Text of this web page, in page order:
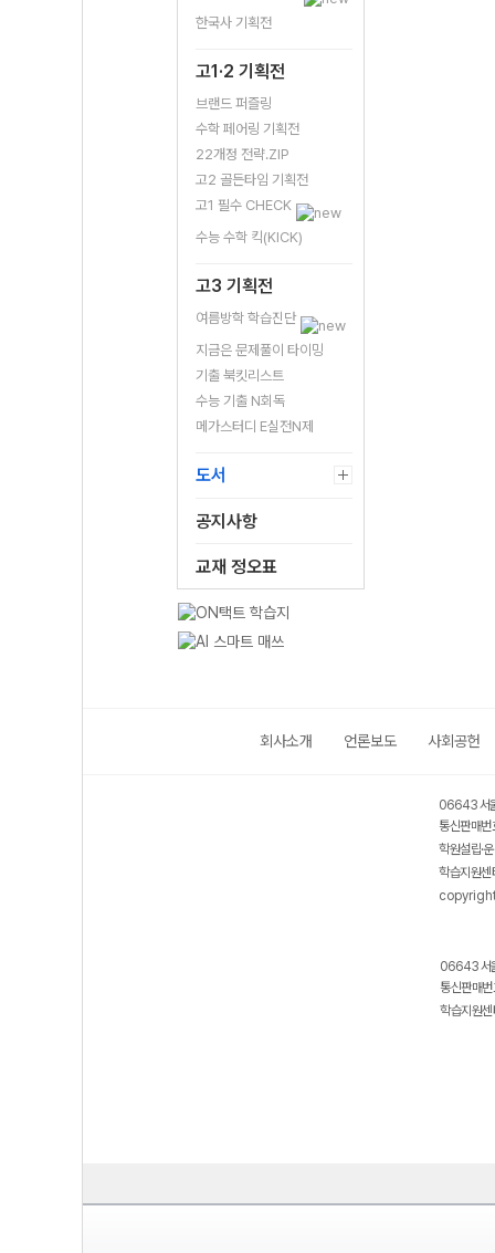
한국사 기획전
고1·2 기획전
브랜드 퍼즐링
수학 페어링 기획전
22개정 전략.ZIP
고2 골든타임 기획전
고1 필수 CHECK
수능 수학 킥(KICK)
고3 기획전
여름방학 학습진단
지금은 문제풀이 타이밍
기출 북킷리스트
수능 기출 N회독
메가스터디 E실전N제
도서
공지사항
교재 정오표
회사소개 언론보도 사회공헌
06643 서
통신판매
학원설립·
학습지원
06643 서
통신판매
학습지원